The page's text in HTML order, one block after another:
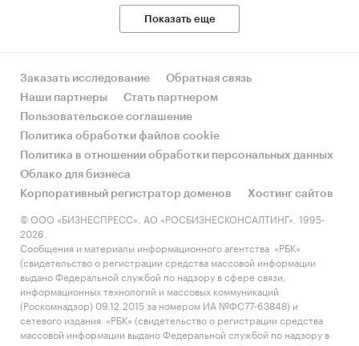
Показать еще
Заказать исследование
Обратная связь
Наши партнеры
Стать партнером
Пользовательское соглашение
Политика обработки файлов cookie
Политика в отношении обработки персональных данных
Облако для бизнеса
Корпоративный регистратор доменов
Хостинг сайтов
© ООО «БИЗНЕСПРЕСС», АО «РОСБИЗНЕСКОНСАЛТИНГ», 1995-
2026.
Сообщения и материалы информационного агентства «РБК»
(свидетельство о регистрации средства массовой информации
выдано Федеральной службой по надзору в сфере связи,
информационных технологий и массовых коммуникаций
(Роскомнадзор) 09.12.2015 за номером ИА №ФС77-63848) и
сетевого издания «РБК» (свидетельство о регистрации средства
массовой информации выдано Федеральной службой по надзору в